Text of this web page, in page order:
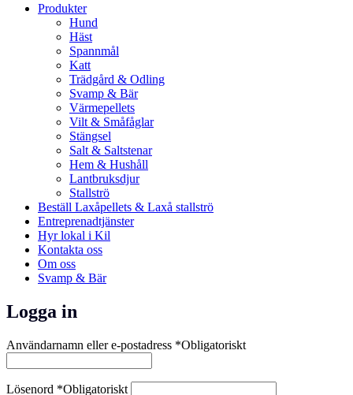
Produkter
Hund
Häst
Spannmål
Katt
Trädgård & Odling
Svamp & Bär
Värmepellets
Vilt & Småfåglar
Stängsel
Salt & Saltstenar
Hem & Hushåll
Lantbruksdjur
Stallströ
Beställ Laxåpellets & Laxå stallströ
Entreprenadtjänster
Hyr lokal i Kil
Kontakta oss
Om oss
Svamp & Bär
Logga in
Användarnamn eller e-postadress *Obligatoriskt
Lösenord *Obligatoriskt